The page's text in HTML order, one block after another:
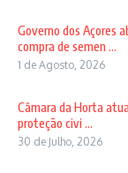
Governo dos Açores
compra de semen ...
1 de Agosto, 2026
Câmara da Horta
proteção civi ...
30 de Julho, 2026